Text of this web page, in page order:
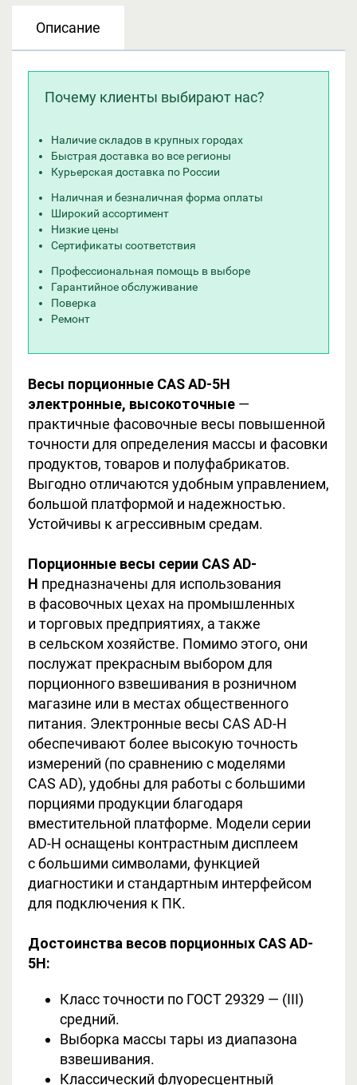
Описание
Почему клиенты выбирают нас?
Наличие складов в крупных городах
Быстрая доставка во все регионы
Курьерская доставка по России
Наличная и безналичная форма оплаты
Широкий ассортимент
Низкие цены
Сертификаты соответствия
Профессиональная помощь в выборе
Гарантийное обслуживание
Поверка
Ремонт
Весы порционные CAS AD-5H
электронные, высокоточные —
практичные фасовочные весы повышенной
точности для определения массы и фасовки
продуктов, товаров и полуфабрикатов.
Выгодно отличаются удобным управлением,
большой платформой и надежностью.
Устойчивы к агрессивным средам.
Порционные весы серии CAS AD-
H предназначены для использования
в фасовочных цехах на промышленных
и торговых предприятиях, а также
в сельском хозяйстве. Помимо этого, они
послужат прекрасным выбором для
порционного взвешивания в розничном
магазине или в местах общественного
питания. Электронные весы CAS AD-H
обеспечивают более высокую точность
измерений (по сравнению с моделями
CAS AD), удобны для работы с большими
порциями продукции благодаря
вместительной платформе. Модели серии
AD-H оснащены контрастным дисплеем
с большими символами, функцией
диагностики и стандартным интерфейсом
для подключения к ПК.
Достоинства весов порционных CAS AD-
5H:
Класс точности по ГОСТ 29329 — (III)
средний.
Выборка массы тары из диапазона
взвешивания.
Классический флуоресцентный